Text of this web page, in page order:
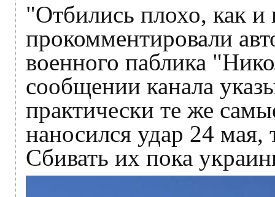
"Отбились плохо, как
прокомментировали
военного паблика
сообщении канала
практически те же
наносился удар 24 мая,
Сбивать их пока